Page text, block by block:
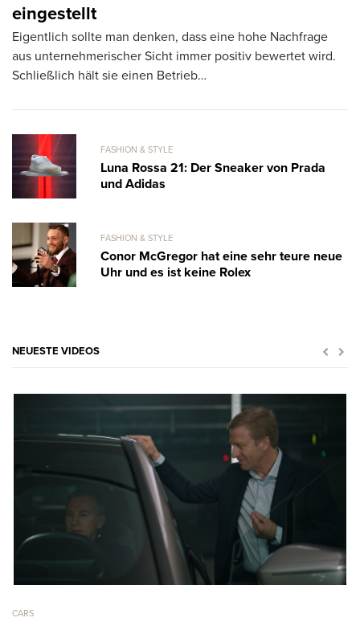
eingestellt
Eigentlich sollte man denken, dass eine hohe Nachfrage
aus unternehmerischer Sicht immer positiv bewertet wird.
Schließlich hält sie einen Betrieb…
FASHION & STYLE
Luna Rossa 21: Der Sneaker von Prada
und Adidas
FASHION & STYLE
Conor McGregor hat eine sehr teure neue
Uhr und es ist keine Rolex
NEUESTE VIDEOS
CARS